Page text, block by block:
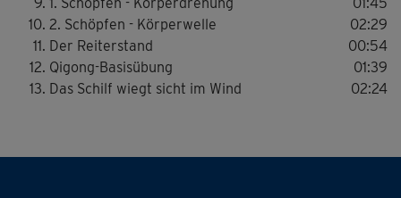
2. Schöpfen - Körperwelle
02:29
Der Reiterstand
00:54
Qigong-Basisübung
01:39
Das Schilf wiegt sicht im Wind
02:24